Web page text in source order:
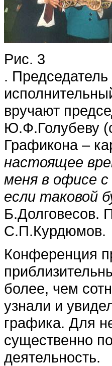
Рис. 3
.
вручают
Ю.Ф.Голубеву
Графикона –
настоящее
меня в офисе
если таковой
Б.Долговесов.
С.П.Курдюмов.
Конференция
более, чем
узнали и
графика. Для
существенно
деятельность.